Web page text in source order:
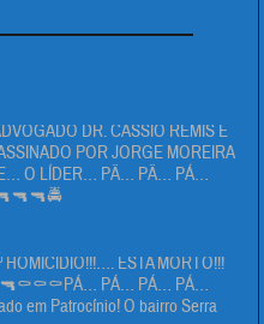
DR. CÁSSIO REMIS É
POR JORGE MOREIRA
O LÍDER… PÄ… PÄ… PÁ…
ESTA MORTO!!!
PÁ… PÁ… PÁ…
em Patrocínio! O bairro Serra